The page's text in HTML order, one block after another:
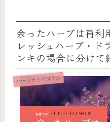
余ったハーブは再利
レッシュハーブ・ド
ンキの場合に分けて
ハーブティーコラム